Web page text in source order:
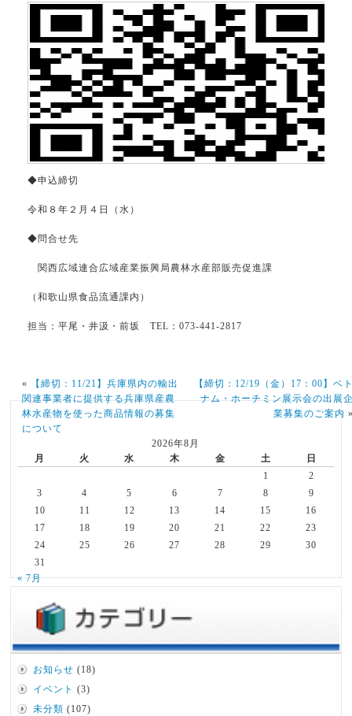
◆申込締切
令和８年２月４日（水）
◆問合せ先
関西広域連合広域産業振興局農林水産部販売促進課
（和歌山県食品流通課内）
担当：平尾・井汲・前坂 TEL：073-441-2817
«
【締切：11/21】兵庫県内の輸出
関連事業者に提供する兵庫県産農
林水産物を使った商品情報の募集
について
【締切：12/19（金）17：00】ベ
ナム・ホーチミン展示会の出展
業募集のご案内
2026年8月
月
火 水 木 金 土
日
1
2
3
4 5 6 7 8
9
10
11 12 13 14 15
16
17
18 19 20 21 22
23
24
25 26 27 28 29
30
31
« 7月
お知らせ (18)
イベント (3)
未分類 (107)